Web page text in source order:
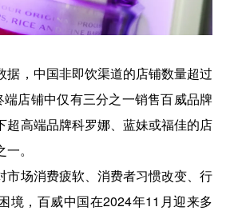
据，中国非即饮渠道的店铺数量超过
店铺中仅有三分之一销售百威品牌
超高端品牌科罗娜、蓝妹或福佳的店
。
市场消费疲软、消费者习惯改变、行
境，百威中国在2024年11月迎来多